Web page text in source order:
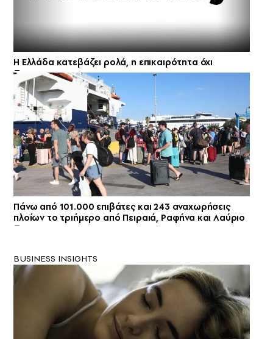
Η Ελλάδα κατεβάζει ρολά, η επικαιρότητα όχι
Πάνω από 101.000 επιβάτες και 243 αναχωρήσεις
πλοίων το τριήμερο από Πειραιά, Ραφήνα και Λαύριο
BUSINESS INSIGHTS